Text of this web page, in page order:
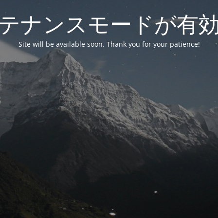
ナンスモードが有
Site will be available soon. Thank you for your patience!